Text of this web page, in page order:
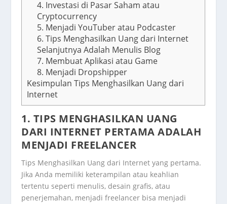
4. Investasi di Pasar Saham atau
Cryptocurrency
5. Menjadi YouTuber atau Podcaster
6. Tips Menghasilkan Uang dari Internet
Selanjutnya Adalah Menulis Blog
7. Membuat Aplikasi atau Game
8. Menjadi Dropshipper
Kesimpulan Tips Menghasilkan Uang dari
Internet
1. TIPS MENGHASILKAN UANG
DARI INTERNET PERTAMA ADALAH
MENJADI FREELANCER
Tips Menghasilkan Uang dari Internet yang pertama.
Jika Anda memiliki keterampilan atau keahlian
tertentu seperti menulis, desain grafis, atau
penerjemahan, menjadi freelancer bisa menjadi